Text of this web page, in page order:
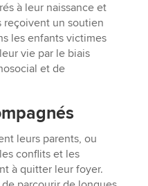
à leur naissance et
reçoivent un soutien
les enfants victimes
vie par le biais
et de
leurs parents, ou
conflits et les
à quitter leur foyer.